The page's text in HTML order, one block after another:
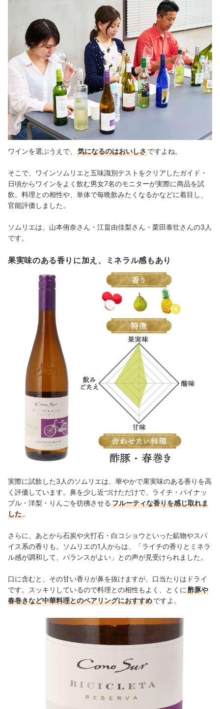
ワインを選ぶうえで、 気になるのはおいしさですよね。
そこで、ワインソムリエと五味識別テストをクリアしたガイド・
日頃からワインをよく飲む男女7名のモニターが実際に商品を試
飲。料理との相性や、単体で毎晩飲みたくなるかなどに着目し、
官能評価しました。
ソムリエは、山本侑奈さん・江畠由佳梨さん・栗田泰壮さんの3人
です。
果実味のある香りに加え、ミネラル感もあり
実際に試飲した3人のソムリエは、華やかで果実味のある香りを高
く評価しています。鼻を少し近づけただけで、 ライチ・パイナッ
プル・洋梨・りんごを彷彿させる フルーティな香りを感じ取れま
した 。
さらに、あとから石炭や火打石・白コショウといった鉱物やスパ
イス系の香りも。ソムリエの1人からは、「ライチの香りとミネラ
ル感が調和して、バランスがよい」との声が見受けられました。
口に含むと、その甘い香りが鼻を抜けますが、口当たりはドライ
です。スッキリしているので料理との相性もよく、とくに 酢豚や
春巻きなど中華料理とのペアリングにおすすめですよ。